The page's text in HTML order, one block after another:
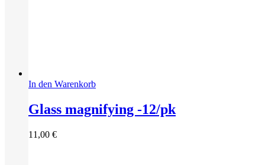
In den Warenkorb
Glass magnifying -12/pk
11,00 €